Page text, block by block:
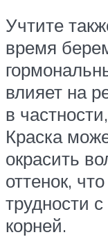
Учтите
время
влияет на
в
Краска
окрасить
оттенок,
трудности
корней.